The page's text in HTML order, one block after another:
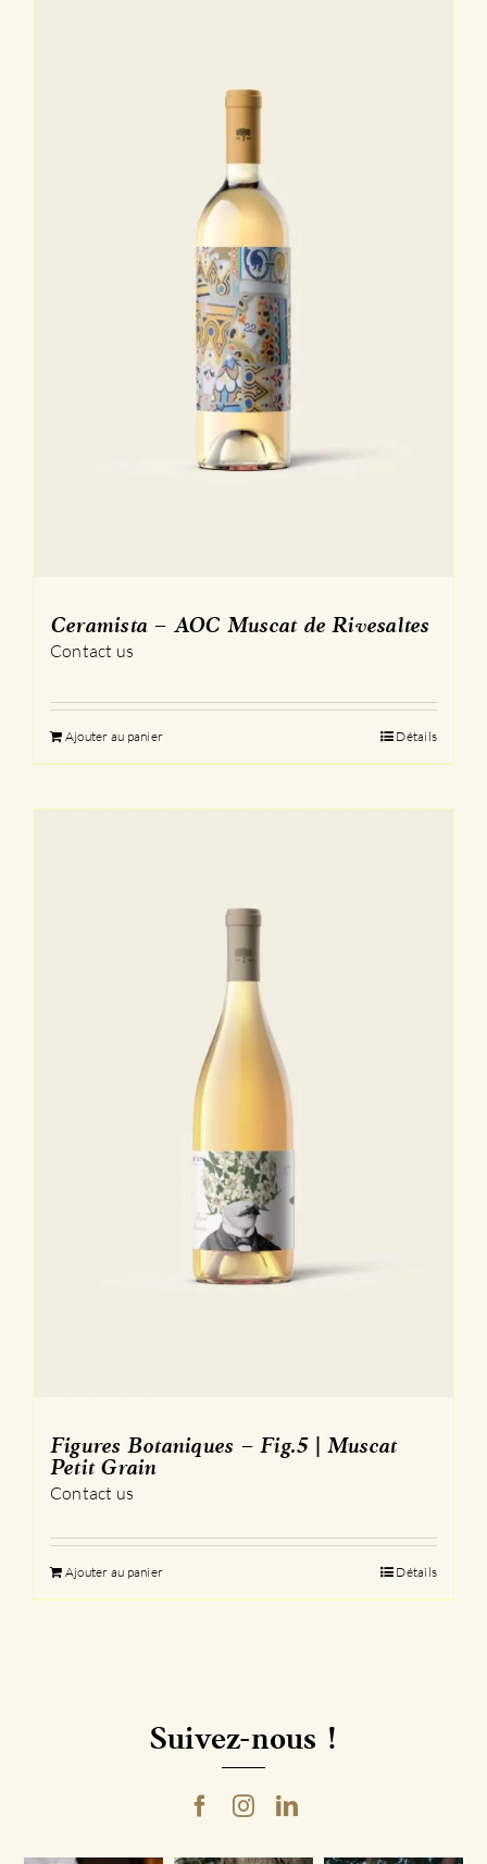
Ceramista – AOC Muscat de Rivesaltes
Contact us
Ajouter au panier Détails
Figures Botaniques – Fig.5 | Muscat
Petit Grain
Contact us
Ajouter au panier Détails
Suivez-nous !